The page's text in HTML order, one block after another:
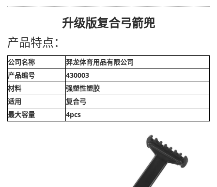
升级版复合弓箭兜
产品特点：
公司名称
羿龙体育用品有限公司
产品编号
430003
材料
强塑性塑胶
适用
复合弓
最大容量
4pcs